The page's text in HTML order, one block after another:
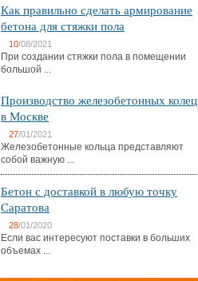
Как правильно сделать армирование
бетона для стяжки пола
10/08/2021
При создании стяжки пола в помещении
большой ...
Производство железобетонных колец
в Москве
27/01/2021
Железобетонные кольца представляют
собой важную ...
Бетон с доставкой в любую точку
Саратова
28/01/2020
Если вас интересуют поставки в больших
объемах ...